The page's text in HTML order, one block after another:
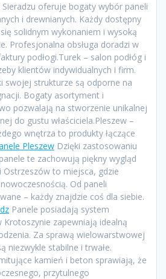
Sieradzu oferuje bogaty wybór paneli
i drewnianych. Każdy dostępny
solidnym wykonaniem i wysoką
Profesjonalna obsługa doradzi w
podłogi.Turek – salon podłóg i
klientów indywidualnych i firm.
swojej strukturze są odporne na
Bogaty asortyment i
pozwalają na stworzenie unikalnej
do gustu właściciela.Pleszew –
wnętrza to produkty łączące
Pleszew Dzięki zastosowaniu
te zachowują piękny wygląd
Ostrzeszów to miejsca, gdzie
Od paneli
– każdy znajdzie coś dla siebie.
Panele posiadają system
Krotoszynie zapewniają idealną
Za sprawą wielowarstwowej
niezwykle stabilne i trwałe.
kamień i beton sprawiają, że
przytulnego